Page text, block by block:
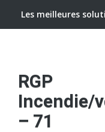
Les meilleures
RGP
Incendie/
– 71